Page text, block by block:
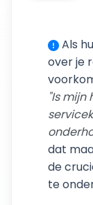
Als
over je
"Is mijn
dat
de
te